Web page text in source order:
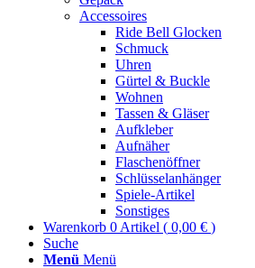
Accessoires
Ride Bell Glocken
Schmuck
Uhren
Gürtel & Buckle
Wohnen
Tassen & Gläser
Aufkleber
Aufnäher
Flaschenöffner
Schlüsselanhänger
Spiele-Artikel
Sonstiges
Warenkorb 0 Artikel ( 0,00 € )
Suche
Menü Menü